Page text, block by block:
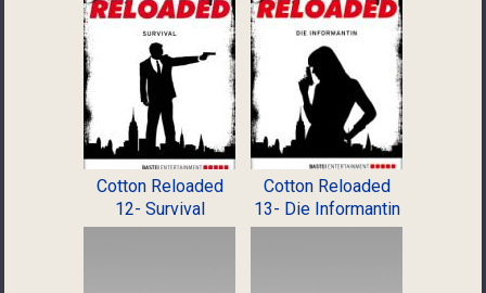
Cotton Reloaded
12- Survival
Cotton Reloaded
13- Die Informantin